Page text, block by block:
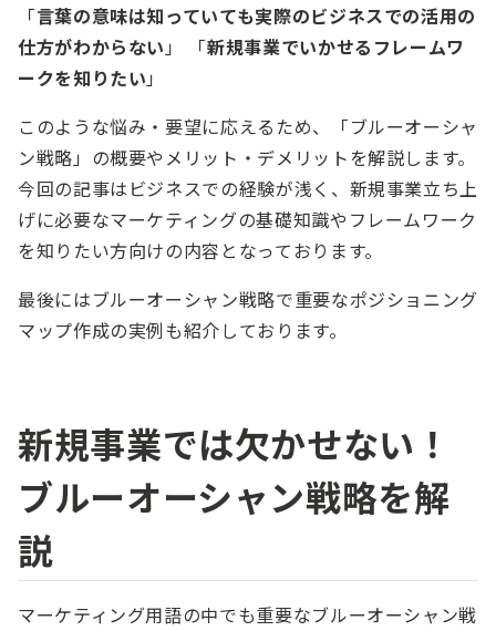
「言葉の意味は知っていても実際のビジネスでの活用の
仕方がわからない 」 「新規事業でいかせるフレームワ
ークを知りたい 」
このような悩み・要望に応えるため、「ブルーオーシャ
ン戦略」の概要やメリット・デメリットを解説します。
今回の記事はビジネスでの経験が浅く、新規事業立ち上
げに必要なマーケティングの基礎知識やフレームワーク
を知りたい方向けの内容となっております。
最後にはブルーオーシャン戦略で重要なポジショニング
マップ作成の実例も紹介しております。
新規事業では欠かせない！
ブルーオーシャン戦略を解
説
マーケティング用語の中でも重要なブルーオーシャン戦